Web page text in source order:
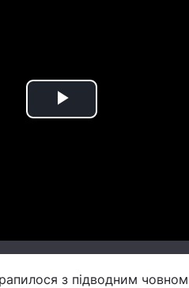
Play
з підводним